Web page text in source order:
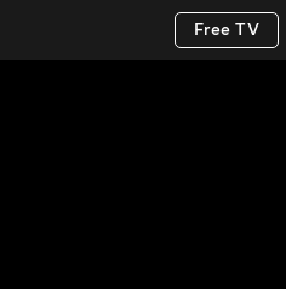
Free TV